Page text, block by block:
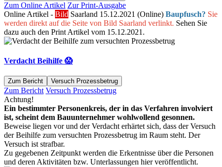
Zum Online Artikel Zur Print-Ausgabe
Online Artikel - Bild Saarland 15.12.2021 (Online) Baupfusch? Sie
werden direkt auf die Seite von Bild Saarland verlinkt. Sehen Sie
dazu auch den Print Artikel vom 15.12.2021.
Verdacht Beihilfe 😱
Zum Bericht Versuch Prozessbetrug
Zum Bericht Versuch Prozessbetrug
Achtung!
Ein bestimmter Personenkreis, der in das Verfahren involviert
ist, scheint dem Bauunternehmer wohlwollend gesonnen.
Beweise liegen vor und der Verdacht erhärtet sich, dass der Versuch
der Beihilfe zum versuchten Prozessbetrug im Raum steht. Der
Versuch ist strafbar.
Zu gegebenen Zeitpunkt werden die Erkentnisse über die Personen
und deren Aktivitäten bzw. Unterlassungen hier veröffentlicht.